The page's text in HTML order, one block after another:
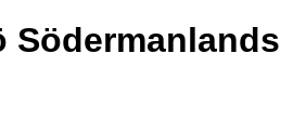
Södermanlands